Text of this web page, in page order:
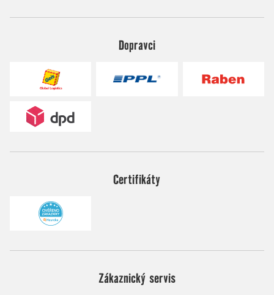
Dopravci
Certifikáty
Zákaznický servis